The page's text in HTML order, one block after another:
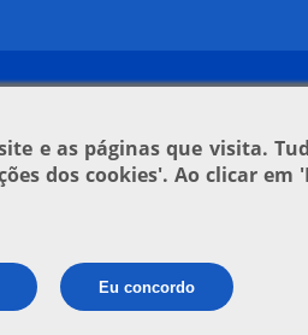
e as páginas que visita.
dos cookies'. Ao clicar em